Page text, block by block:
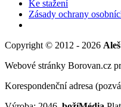
Ke stažení
Zásady ochrany
Copyright © 2012 - 2026
Webové stránky Borovan.cz
Korespondenční adresa